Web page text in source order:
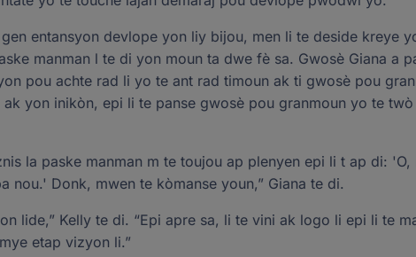
entansyon devlope yon liy bijou, men li te deside kreye
manman l te di yon moun ta dwe fè sa. Gwosè Giana a
pou achte rad li yo te ant rad timoun ak ti gwosè pou
ak yon inikòn, epi li te panse gwosè pou granmoun yo te
la paske manman m te toujou ap plenyen epi li t ap di: 'O,
nou.' Donk, mwen te kòmanse youn,” Giana te di.
lide,” Kelly te di. “Epi apre sa, li te vini ak logo li epi li te
etap vizyon li.”